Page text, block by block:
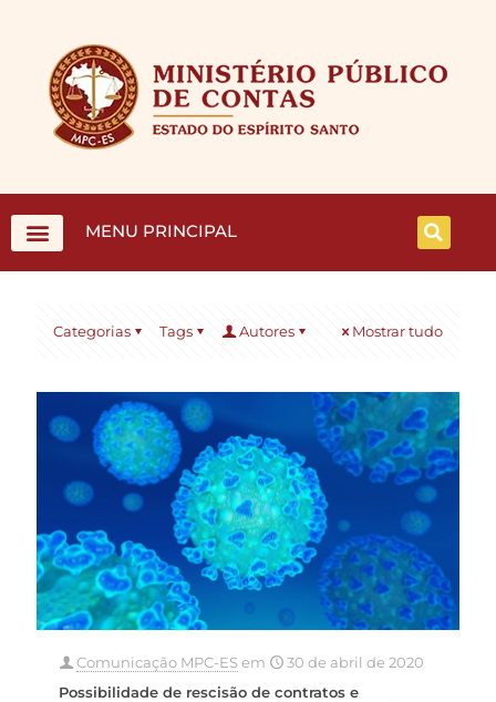
MENU PRINCIPAL
Categorias Tags Autores Mostrar tudo
Comunicação MPC-ESem
30 de abril de 2020
Possibilidade de rescisão de contratos e